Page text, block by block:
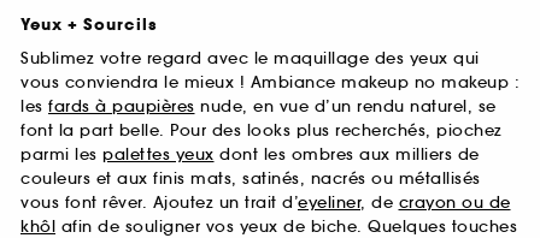
Yeux + Sourcils
Sublimez votre regard avec le maquillage des yeux qui
vous conviendra le mieux ! Ambiance makeup no makeup :
les fards à paupières nude, en vue d’un rendu naturel, se
font la part belle. Pour des looks plus recherchés, piochez
parmi les palettes yeux dont les ombres aux milliers de
couleurs et aux finis mats, satinés, nacrés ou métallisés
vous font rêver. Ajoutez un trait d’eyeliner, de crayon ou de
khôl afin de souligner vos yeux de biche. Quelques touches